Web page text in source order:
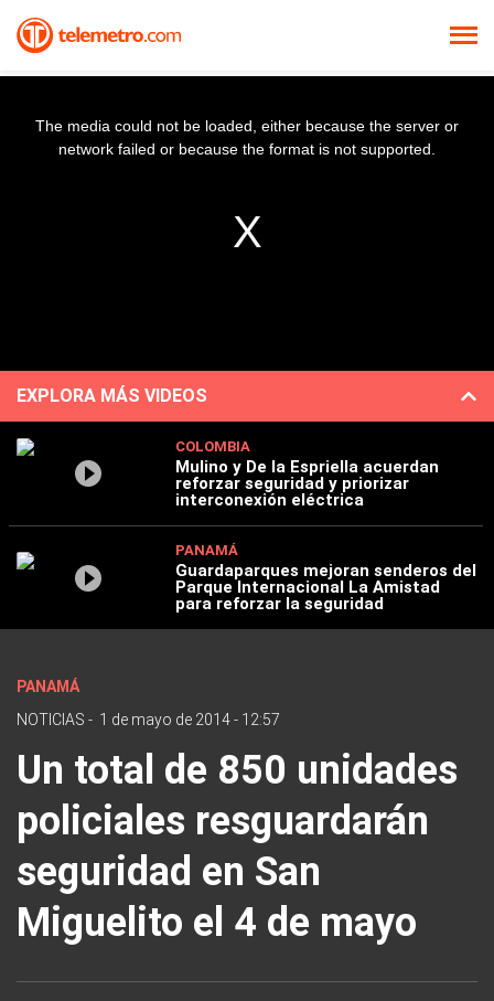
The media could not be loaded, either because the server or
network failed or because the format is not supported.
EXPLORA MÁS VIDEOS
COLOMBIA
Mulino y De la Espriella acuerdan
reforzar seguridad y priorizar
interconexión eléctrica
PANAMÁ
Guardaparques mejoran senderos del
Parque Internacional La Amistad
para reforzar la seguridad
PANAMÁ
NOTICIAS - 1 de mayo de 2014 - 12:57
Un total de 850 unidades
policiales resguardarán
seguridad en San
Miguelito el 4 de mayo